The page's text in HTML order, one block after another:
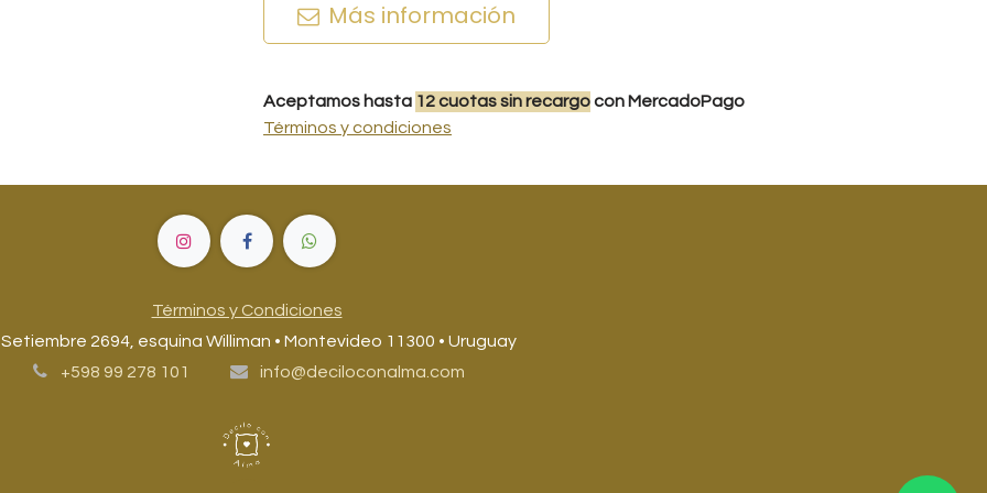
Más información
Aceptamos hasta 12cuotassin recargocon MercadoPago
Términos y condiciones
Términos y Condiciones
2694, esquina Williman • Montevideo 11300 • Uruguay
+598 99 278 101
info@deciloconalma.com